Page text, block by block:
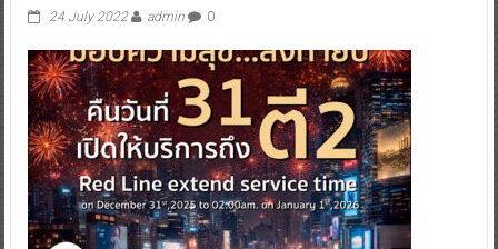
24 July 2022 admin 0